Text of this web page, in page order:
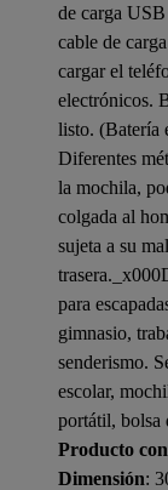
de carga
cable de
cargar el
electrónicos.
listo. (Batería
Diferentes
la mochila,
colgada al
sujeta a su
para
gimnasio,
senderismo.
escolar,
portátil, bolsa
Producto
Dimensión: